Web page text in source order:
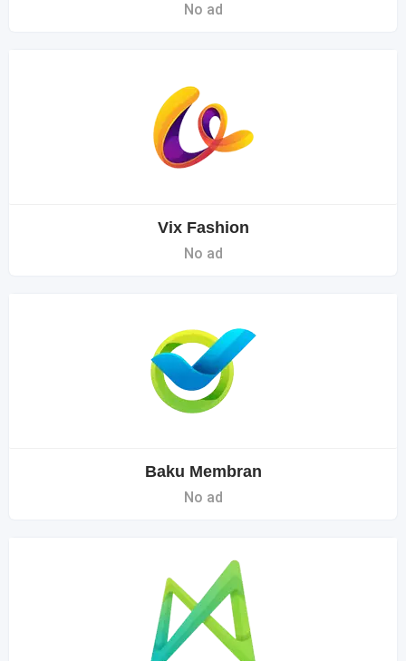
No ad
Vix Fashion
No ad
Baku Membran
No ad